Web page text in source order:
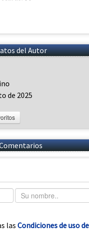
del Autor
de 2025
lasCondiciones de uso